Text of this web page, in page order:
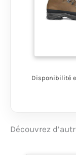
Disponibilité
Découvrez